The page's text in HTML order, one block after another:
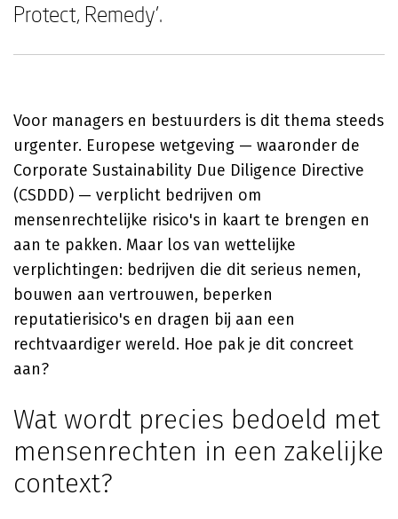
Protect, Remedy'.
Voor managers en bestuurders is dit thema steeds
urgenter. Europese wetgeving — waaronder de
Corporate Sustainability Due Diligence Directive
(CSDDD) — verplicht bedrijven om
mensenrechtelijke risico's in kaart te brengen en
aan te pakken. Maar los van wettelijke
verplichtingen: bedrijven die dit serieus nemen,
bouwen aan vertrouwen, beperken
reputatierisico's en dragen bij aan een
rechtvaardiger wereld. Hoe pak je dit concreet
aan?
Wat wordt precies bedoeld met
mensenrechten in een zakelijke
context?